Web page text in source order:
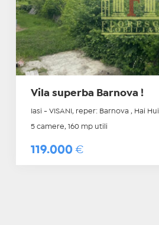
Vila superba Barnova !
Iasi - VISANI, reper: Barnova , Hai Hui
5 camere, 160 mp utili
119.000 €